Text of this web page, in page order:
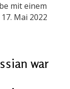
mit einem
Mai 2022
war